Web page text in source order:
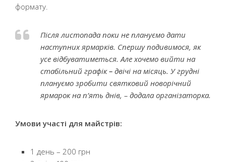
формату.
Після листопада поки не плануємо дати
наступних ярмарків. Спершу подивимося, як
усе відбуватиметься. Але хочемо вийти на
стабільний графік– двічі на місяць. У грудні
плануємо зробити святковий новорічний
ярмарок на п’ять днів, – додала організаторка.
Умови участі для майстрів:
1 день – 200 грн